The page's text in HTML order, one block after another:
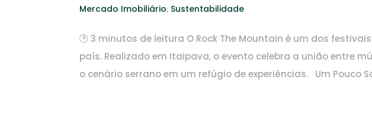
Mercado Imobiliário, Sustentabilidade
🕑 3 minutos de leitura O Rock The Mountain é um dos
país. Realizado em Itaipava, o evento celebra a união entre
o cenário serrano em um refúgio de experiências. Um Pouco